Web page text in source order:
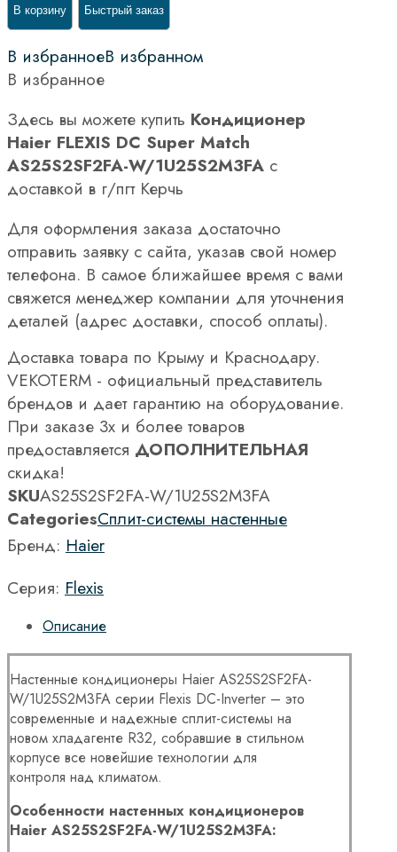
В корзину Быстрый заказ
В избранноеВ избранном
В избранное
Здесь вы можете купить Кондиционер
Haier FLEXIS DC Super Match
AS25S2SF2FA-W/1U25S2M3FA с
доставкой в г/пгт Керчь
Для оформления заказа достаточно
отправить заявку с сайта, указав свой номер
телефона. В самое ближайшее время с вами
свяжется менеджер компании для уточнения
деталей (адрес доставки, способ оплаты).
Доставка товара по Крыму и Краснодару.
VEKOTERM - официальный представитель
брендов и дает гарантию на оборудование.
При заказе 3х и более товаров
предоставляется ДОПОЛНИТЕЛЬНАЯ
скидка!
SKUAS25S2SF2FA-W/1U25S2M3FA
CategoriesСплит-системы настенные
Бренд: Haier
Серия: Flexis
Описание
Настенные кондиционеры Haier AS25S2SF2FA-
W/1U25S2M3FA серии Flexis DC-Inverter – это
современные и надежные сплит-системы на
новом хладагенте R32, собравшие в стильном
корпусе все новейшие технологии для
контроля над климатом.
Особенности настенных кондиционеров
Haier AS25S2SF2FA-W/1U25S2M3FA: